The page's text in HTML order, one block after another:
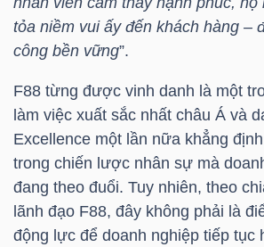
tỏa niềm vui ấy đến khách hàng –
công bền vững”.
F88 từng được vinh danh là một
làm việc xuất sắc nhất châu Á và
Excellence một lần nữa khẳng
trong chiến lược nhân sự mà
đang theo đuổi. Tuy nhiên, theo
lãnh đạo F88, đây không phải là
động lực để doanh nghiệp tiếp tục
NGHỆ
THÔNG
TIN
DỊCH
VỤ
TRUYỀN
THÔNG